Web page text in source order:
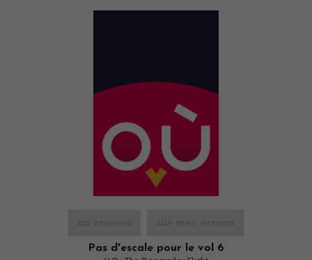
Pas d'escale pour le vol 6